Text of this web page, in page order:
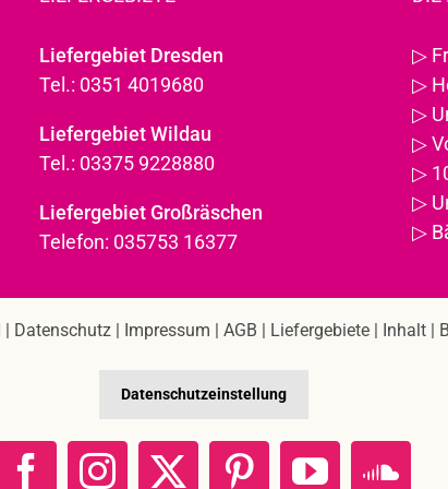
Liefergebiet Dresden
Tel.: 0351 4019680
Liefergebiet Wildau
Tel.: 03375 9228880
Liefergebiet Großräschen
Telefon: 035753 16377
▷
▷
▷
▷
▷
▷
▷
Datenschutz Impressum AGB Liefergebiete Inhalt
Datenschutzeinstellung